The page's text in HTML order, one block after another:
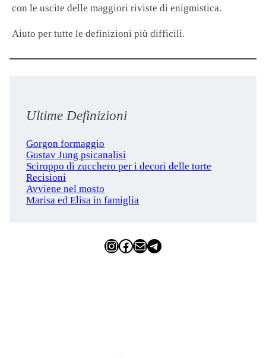
con le uscite delle maggiori riviste di enigmistica.
Aiuto per tutte le definizioni più difficili.
Ultime Definizioni
Gorgon formaggio
Gustav Jung psicanalisi
Sciroppo di zucchero per i decori delle torte
Recisioni
Avviene nel mosto
Marisa ed Elisa in famiglia
InstagramFacebook Email Telegram